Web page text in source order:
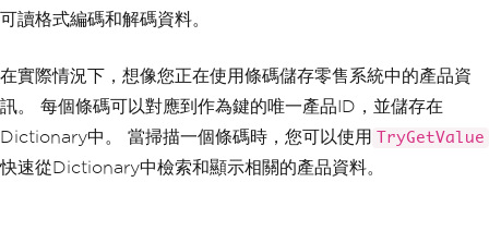
可讀格式編碼和解碼資料。
在實際情況下，想像您正在使用條碼儲存零售系統中的產品資
訊。 每個條碼可以對應到作為鍵的唯一產品ID，並儲存在
Dictionary中。 當掃描一個條碼時，您可以使用
TryGetValue
快速從Dictionary中檢索和顯示相關的產品資料。